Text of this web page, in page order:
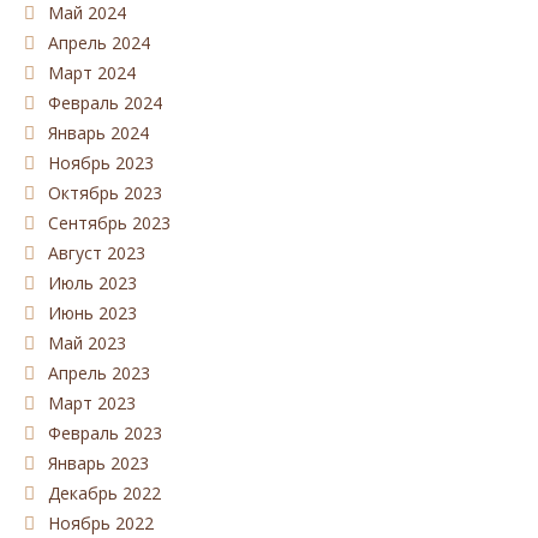
Май 2024
Апрель 2024
Март 2024
Февраль 2024
Январь 2024
Ноябрь 2023
Октябрь 2023
Сентябрь 2023
Август 2023
Июль 2023
Июнь 2023
Май 2023
Апрель 2023
Март 2023
Февраль 2023
Январь 2023
Декабрь 2022
Ноябрь 2022